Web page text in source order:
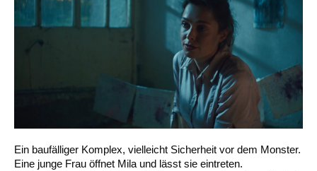
Ein baufälliger Komplex, vielleicht Sicherheit vor dem Monster.
Eine junge Frau öffnet Mila und lässt sie eintreten.